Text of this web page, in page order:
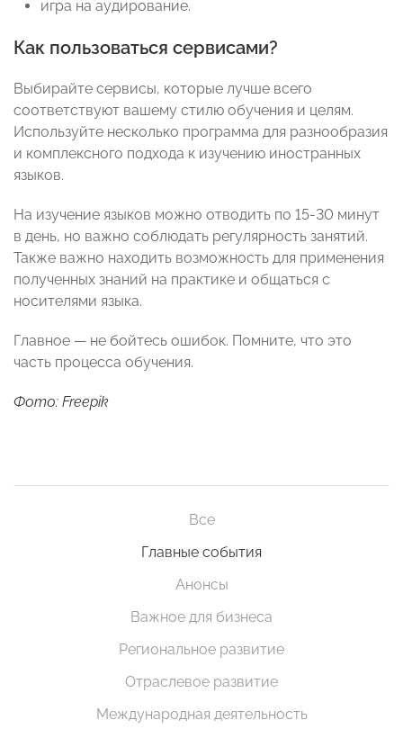
игра на аудирование.
Как пользоваться сервисами?
Выбирайте сервисы, которые лучше всего
соответствуют вашему стилю обучения и целям.
Используйте несколько программа для разнообразия
и комплексного подхода к изучению иностранных
языков.
На изучение языков можно отводить по 15-30 минут
в день, но важно соблюдать регулярность занятий.
Также важно находить возможность для применения
полученных знаний на практике и общаться с
носителями языка.
Главное — не бойтесь ошибок. Помните, что это
часть процесса обучения.
Фото: Freepik
Все
Главные события
Анонсы
Важное для бизнеса
Региональное развитие
Отраслевое развитие
Международная деятельность